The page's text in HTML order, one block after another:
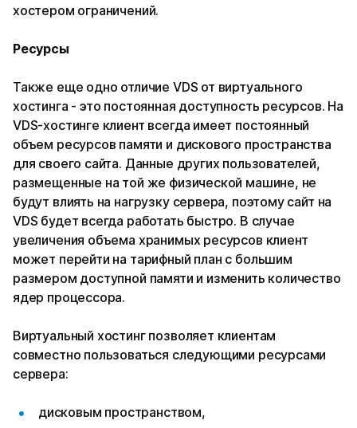
хостером ограничений.
Ресурсы
Также еще одно отличие VDS от виртуального
хостинга - это постоянная доступность ресурсов. На
VDS-хостинге клиент всегда имеет постоянный
объем ресурсов памяти и дискового пространства
для своего сайта. Данные других пользователей,
размещенные на той же физической машине, не
будут влиять на нагрузку сервера, поэтому сайт на
VDS будет всегда работать быстро. В случае
увеличения объема хранимых ресурсов клиент
может перейти на тарифный план с большим
размером доступной памяти и изменить количество
ядер процессора.
Виртуальный хостинг позволяет клиентам
совместно пользоваться следующими ресурсами
сервера:
дисковым пространством,